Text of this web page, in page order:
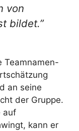
von
bildet.”
Teamnamen-
an seine
der Gruppe.
auf
kann er